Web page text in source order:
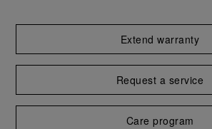
Extend warranty
Request a service
Care program